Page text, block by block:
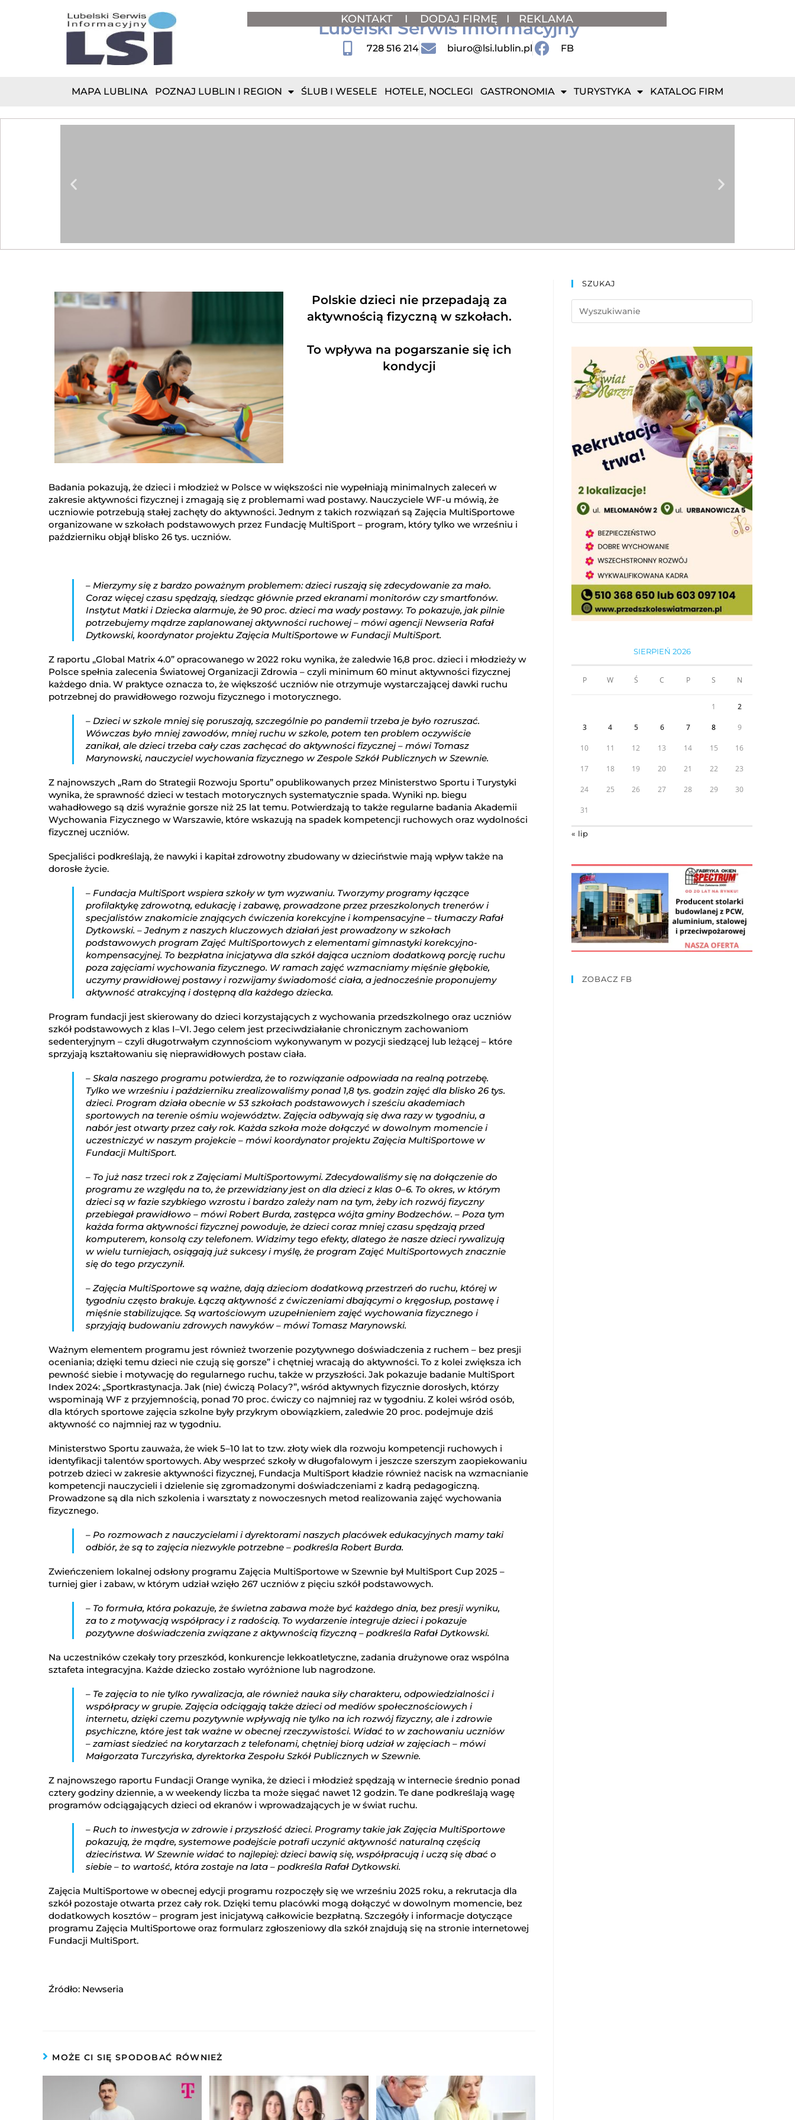
KONTAKT I DODAJ FIRMĘ I REKLAMA
Lubelski Serwis Informacyjny
728 516 214 biuro@lsi.lublin.pl FB
MAPA LUBLINA POZNAJ LUBLIN I REGION ŚLUB I WESELE HOTELE, NOCLEGI GASTRONOMIA TURYSTYKA KATALOG FIRM
Polskie dzieci nie przepadają za
aktywnością fizyczną w szkołach.
To wpływa na pogarszanie się ich
kondycji
Badania pokazują, że dzieci i młodzież w Polsce w większości nie wypełniają minimalnych zaleceń w
zakresie aktywności fizycznej i zmagają się z problemami wad postawy. Nauczyciele WF-u mówią, że
uczniowie potrzebują stałej zachęty do aktywności. Jednym z takich rozwiązań są Zajęcia MultiSportowe
organizowane w szkołach podstawowych przez Fundację MultiSport – program, który tylko we wrześniu i
październiku objął blisko 26 tys. uczniów.
– Mierzymy się z bardzo poważnym problemem: dzieci ruszają się zdecydowanie za mało.
Coraz więcej czasu spędzają, siedząc głównie przed ekranami monitorów czy smartfonów.
Instytut Matki i Dziecka alarmuje, że 90 proc. dzieci ma wady postawy. To pokazuje, jak pilnie
potrzebujemy mądrze zaplanowanej aktywności ruchowej – mówi agencji Newseria Rafał
Dytkowski, koordynator projektu Zajęcia MultiSportowe w Fundacji MultiSport.
Z raportu „Global Matrix 4.0” opracowanego w 2022 roku wynika, że zaledwie 16,8 proc. dzieci i młodzieży w
Polsce spełnia zalecenia Światowej Organizacji Zdrowia – czyli minimum 60 minut aktywności fizycznej
każdego dnia. W praktyce oznacza to, że większość uczniów nie otrzymuje wystarczającej dawki ruchu
potrzebnej do prawidłowego rozwoju fizycznego i motorycznego.
– Dzieci w szkole mniej się poruszają, szczególnie po pandemii trzeba je było rozruszać.
Wówczas było mniej zawodów, mniej ruchu w szkole, potem ten problem oczywiście
zanikał, ale dzieci trzeba cały czas zachęcać do aktywności fizycznej – mówi Tomasz
Marynowski, nauczyciel wychowania fizycznego w Zespole Szkół Publicznych w Szewnie.
Z najnowszych „Ram do Strategii Rozwoju Sportu” opublikowanych przez Ministerstwo Sportu i Turystyki
wynika, że sprawność dzieci w testach motorycznych systematycznie spada. Wyniki np. biegu
wahadłowego są dziś wyraźnie gorsze niż 25 lat temu. Potwierdzają to także regularne badania Akademii
Wychowania Fizycznego w Warszawie, które wskazują na spadek kompetencji ruchowych oraz wydolności
fizycznej uczniów.
Specjaliści podkreślają, że nawyki i kapitał zdrowotny zbudowany w dzieciństwie mają wpływ także na
dorosłe życie.
– Fundacja MultiSport wspiera szkoły w tym wyzwaniu. Tworzymy programy łączące
profilaktykę zdrowotną, edukację i zabawę, prowadzone przez przeszkolonych trenerów i
specjalistów znakomicie znających ćwiczenia korekcyjne i kompensacyjne – tłumaczy Rafał
Dytkowski. – Jednym z naszych kluczowych działań jest prowadzony w szkołach
podstawowych program Zajęć MultiSportowych z elementami gimnastyki korekcyjno-
kompensacyjnej. To bezpłatna inicjatywa dla szkół dająca uczniom dodatkową porcję ruchu
poza zajęciami wychowania fizycznego. W ramach zajęć wzmacniamy mięśnie głębokie,
uczymy prawidłowej postawy i rozwijamy świadomość ciała, a jednocześnie proponujemy
aktywność atrakcyjną i dostępną dla każdego dziecka.
Program fundacji jest skierowany do dzieci korzystających z wychowania przedszkolnego oraz uczniów
szkół podstawowych z klas I–VI. Jego celem jest przeciwdziałanie chronicznym zachowaniom
sedenteryjnym – czyli długotrwałym czynnościom wykonywanym w pozycji siedzącej lub leżącej – które
sprzyjają kształtowaniu się nieprawidłowych postaw ciała.
– Skala naszego programu potwierdza, że to rozwiązanie odpowiada na realną potrzebę.
Tylko we wrześniu i październiku zrealizowaliśmy ponad 1,8 tys. godzin zajęć dla blisko 26 tys.
dzieci. Program działa obecnie w 53 szkołach podstawowych i sześciu akademiach
sportowych na terenie ośmiu województw. Zajęcia odbywają się dwa razy w tygodniu, a
nabór jest otwarty przez cały rok. Każda szkoła może dołączyć w dowolnym momencie i
uczestniczyć w naszym projekcie – mówi koordynator projektu Zajęcia MultiSportowe w
Fundacji MultiSport.
– To już nasz trzeci rok z Zajęciami MultiSportowymi. Zdecydowaliśmy się na dołączenie do
programu ze względu na to, że przewidziany jest on dla dzieci z klas 0–6. To okres, w którym
dzieci są w fazie szybkiego wzrostu i bardzo zależy nam na tym, żeby ich rozwój fizyczny
przebiegał prawidłowo – mówi Robert Burda, zastępca wójta gminy Bodzechów. – Poza tym
każda forma aktywności fizycznej powoduje, że dzieci coraz mniej czasu spędzają przed
komputerem, konsolą czy telefonem. Widzimy tego efekty, dlatego że nasze dzieci rywalizują
w wielu turniejach, osiągają już sukcesy i myślę, że program Zajęć MultiSportowych znacznie
się do tego przyczynił.
– Zajęcia MultiSportowe są ważne, dają dzieciom dodatkową przestrzeń do ruchu, której w
tygodniu często brakuje. Łączą aktywność z ćwiczeniami dbającymi o kręgosłup, postawę i
mięśnie stabilizujące. Są wartościowym uzupełnieniem zajęć wychowania fizycznego i
sprzyjają budowaniu zdrowych nawyków – mówi Tomasz Marynowski.
Ważnym elementem programu jest również tworzenie pozytywnego doświadczenia z ruchem – bez presji
oceniania; dzięki temu dzieci nie czują się gorsze” i chętniej wracają do aktywności. To z kolei zwiększa ich
pewność siebie i motywację do regularnego ruchu, także w przyszłości. Jak pokazuje badanie MultiSport
Index 2024: „Sportkrastynacja. Jak (nie) ćwiczą Polacy?”, wśród aktywnych fizycznie dorosłych, którzy
wspominają WF z przyjemnością, ponad 70 proc. ćwiczy co najmniej raz w tygodniu. Z kolei wśród osób,
dla których sportowe zajęcia szkolne były przykrym obowiązkiem, zaledwie 20 proc. podejmuje dziś
aktywność co najmniej raz w tygodniu.
Ministerstwo Sportu zauważa, że wiek 5–10 lat to tzw. złoty wiek dla rozwoju kompetencji ruchowych i
identyfikacji talentów sportowych. Aby wesprzeć szkoły w długofalowym i jeszcze szerszym zaopiekowaniu
potrzeb dzieci w zakresie aktywności fizycznej, Fundacja MultiSport kładzie również nacisk na wzmacnianie
kompetencji nauczycieli i dzielenie się zgromadzonymi doświadczeniami z kadrą pedagogiczną.
Prowadzone są dla nich szkolenia i warsztaty z nowoczesnych metod realizowania zajęć wychowania
fizycznego.
– Po rozmowach z nauczycielami i dyrektorami naszych placówek edukacyjnych mamy taki
odbiór, że są to zajęcia niezwykle potrzebne – podkreśla Robert Burda.
Zwieńczeniem lokalnej odsłony programu Zajęcia MultiSportowe w Szewnie był MultiSport Cup 2025 –
turniej gier i zabaw, w którym udział wzięło 267 uczniów z pięciu szkół podstawowych.
– To formuła, która pokazuje, że świetna zabawa może być każdego dnia, bez presji wyniku,
za to z motywacją współpracy i z radością. To wydarzenie integruje dzieci i pokazuje
pozytywne doświadczenia związane z aktywnością fizyczną – podkreśla Rafał Dytkowski.
Na uczestników czekały tory przeszkód, konkurencje lekkoatletyczne, zadania drużynowe oraz wspólna
sztafeta integracyjna. Każde dziecko zostało wyróżnione lub nagrodzone.
– Te zajęcia to nie tylko rywalizacja, ale również nauka siły charakteru, odpowiedzialności i
współpracy w grupie. Zajęcia odciągają także dzieci od mediów społecznościowych i
internetu, dzięki czemu pozytywnie wpływają nie tylko na ich rozwój fizyczny, ale i zdrowie
psychiczne, które jest tak ważne w obecnej rzeczywistości. Widać to w zachowaniu uczniów
– zamiast siedzieć na korytarzach z telefonami, chętniej biorą udział w zajęciach – mówi
Małgorzata Turczyńska, dyrektorka Zespołu Szkół Publicznych w Szewnie.
Z najnowszego raportu Fundacji Orange wynika, że dzieci i młodzież spędzają w internecie średnio ponad
cztery godziny dziennie, a w weekendy liczba ta może sięgać nawet 12 godzin. Te dane podkreślają wagę
programów odciągających dzieci od ekranów i wprowadzających je w świat ruchu.
– Ruch to inwestycja w zdrowie i przyszłość dzieci. Programy takie jak Zajęcia MultiSportowe
pokazują, że mądre, systemowe podejście potrafi uczynić aktywność naturalną częścią
dzieciństwa. W Szewnie widać to najlepiej: dzieci bawią się, współpracują i uczą się dbać o
siebie – to wartość, która zostaje na lata – podkreśla Rafał Dytkowski.
Zajęcia MultiSportowe w obecnej edycji programu rozpoczęły się we wrześniu 2025 roku, a rekrutacja dla
szkół pozostaje otwarta przez cały rok. Dzięki temu placówki mogą dołączyć w dowolnym momencie, bez
dodatkowych kosztów – program jest inicjatywą całkowicie bezpłatną. Szczegóły i informacje dotyczące
programu Zajęcia MultiSportowe oraz formularz zgłoszeniowy dla szkół znajdują się na stronie internetowej
Fundacji MultiSport.
Źródło: Newseria
MOŻE CI SIĘ SPODOBAĆ RÓWNIEŻ
SZUKAJ
SIERPIEŃ 2026
P W Ś C P S N
1 2
3 4 5 6 7 8 9
10 11 12 13 14 15 16
17 18 19 20 21 22 23
24 25 26 27 28 29 30
31
« lip
ZOBACZ FB